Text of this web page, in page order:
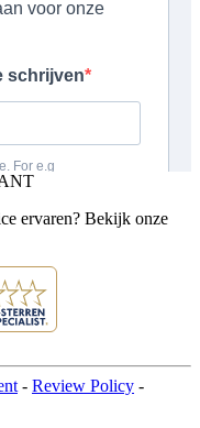
ervaren? Bekijk onze
- Review Policy -